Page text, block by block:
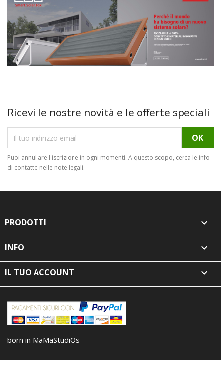
Ricevi le nostre novità e le offerte speciali
Puoi annullare l'iscrizione in ogni momenti. A questo scopo, cerca le info
di contatto nelle note legali.
PRODOTTI 
INFO 
IL TUO ACCOUNT 
born in MaMaStudiOs